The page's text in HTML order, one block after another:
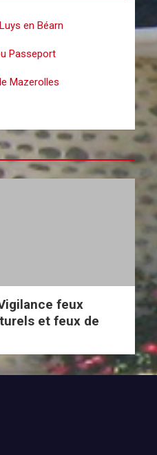
en Béarn
Passeport
Mazerolles
feux
et feux de